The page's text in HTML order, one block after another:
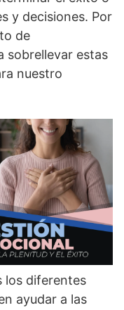
y decisiones. Por
de
sobrellevar estas
nuestro
los diferentes
ayudar a las